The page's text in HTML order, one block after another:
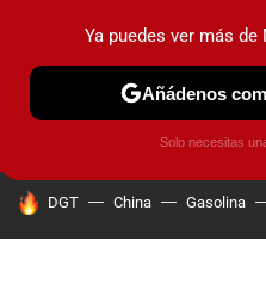
PRUEBAS COCHES
HOY SE HABLA DE
DGT China Gasolina
Ya puedes ver más
Añádenos
Solo necesitas